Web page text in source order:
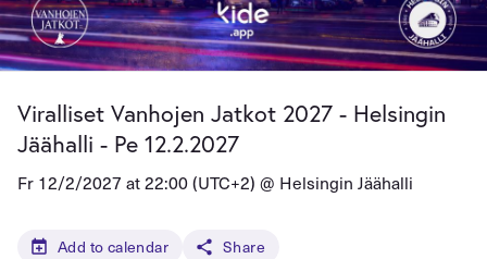
Viralliset Vanhojen Jatkot 2027 - Helsingin
Jäähalli - Pe 12.2.2027
Fr 12/2/2027 at 22:00 (UTC+2) @ Helsingin Jäähalli
Add to calendar Share